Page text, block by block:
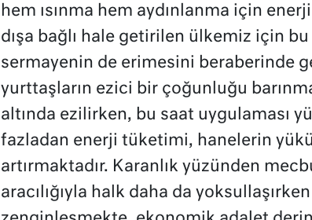
hem ısınma hem aydınlanma için
dışa bağlı hale getirilen ülkemiz için
sermayenin de erimesini beraberinde
yurttaşların ezici bir çoğunluğu
altında ezilirken, bu saat uygulaması
fazladan enerji tüketimi, hanelerin
artırmaktadır. Karanlık yüzünden
aracılığıyla halk daha da